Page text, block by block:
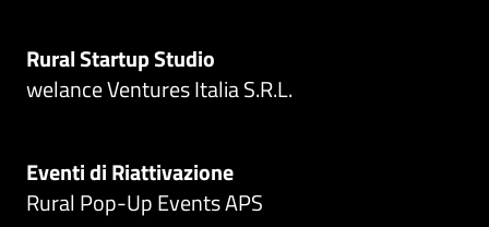
Rural Startup Studio
welance Ventures Italia S.R.L.
Eventi di Riattivazione
Rural Pop-Up Events APS